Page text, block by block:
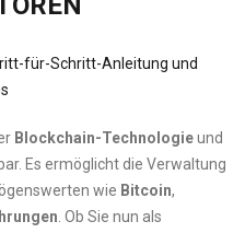
Blockchain-Technologieund
Es ermöglicht die Verwaltung
wie Bitcoin,
. Ob Sie nun als